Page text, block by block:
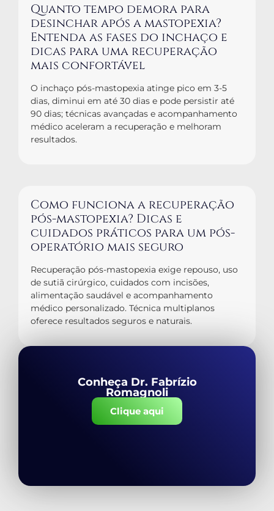
Quanto tempo demora para
desinchar após a mastopexia?
Entenda as fases do inchaço e
dicas para uma recuperação
mais confortável
O inchaço pós-mastopexia atinge pico em 3-5
dias, diminui em até 30 dias e pode persistir até
90 dias; técnicas avançadas e acompanhamento
médico aceleram a recuperação e melhoram
resultados.
Como funciona a recuperação
pós-mastopexia? Dicas e
cuidados práticos para um pós-
operatório mais seguro
Recuperação pós-mastopexia exige repouso, uso
de sutiã cirúrgico, cuidados com incisões,
alimentação saudável e acompanhamento
médico personalizado. Técnica multiplanos
oferece resultados seguros e naturais.
Conheça Dr. Fabrízio
Romagnoli
Clique aqui